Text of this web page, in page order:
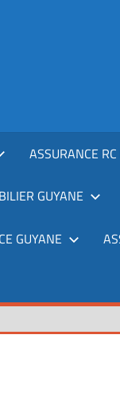
ASSURANCE
GUYANE
GUYANE